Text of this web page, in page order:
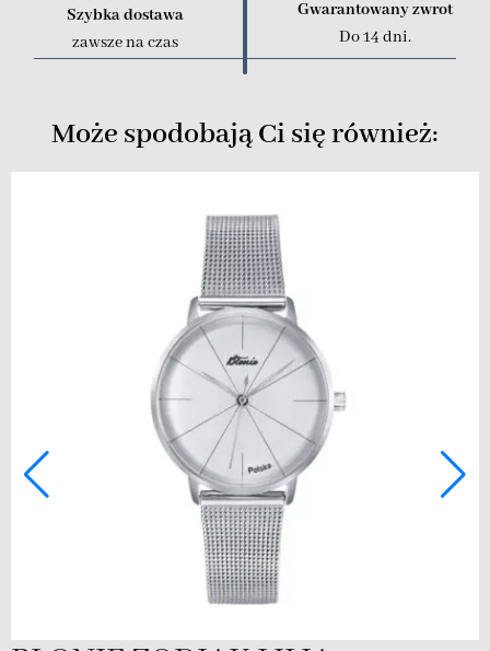
Szybka dostawa
zawsze na czas
Gwarantowany zwrot
Do 14 dni.
Może spodobają Ci się również: